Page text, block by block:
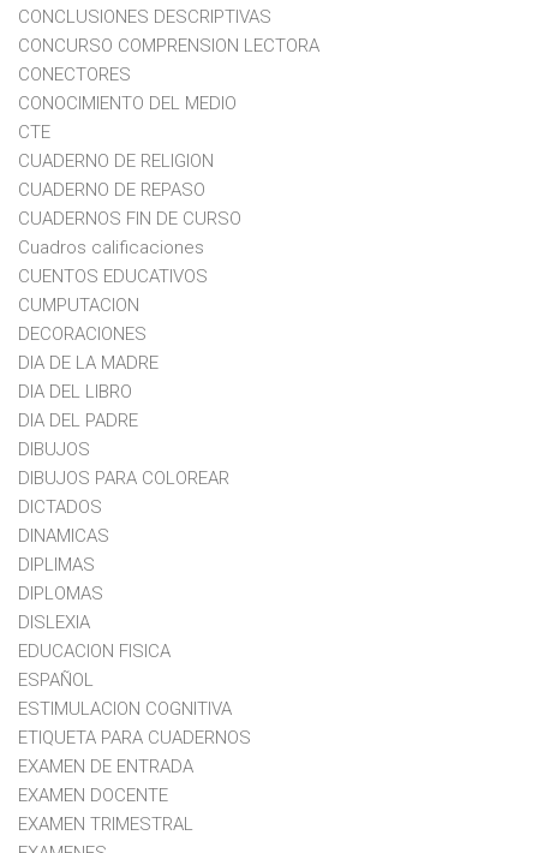
CONCLUSIONES DESCRIPTIVAS
CONCURSO COMPRENSION LECTORA
CONECTORES
CONOCIMIENTO DEL MEDIO
CTE
CUADERNO DE RELIGION
CUADERNO DE REPASO
CUADERNOS FIN DE CURSO
Cuadros calificaciones
CUENTOS EDUCATIVOS
CUMPUTACION
DECORACIONES
DIA DE LA MADRE
DIA DEL LIBRO
DIA DEL PADRE
DIBUJOS
DIBUJOS PARA COLOREAR
DICTADOS
DINAMICAS
DIPLIMAS
DIPLOMAS
DISLEXIA
EDUCACION FISICA
ESPAÑOL
ESTIMULACION COGNITIVA
ETIQUETA PARA CUADERNOS
EXAMEN DE ENTRADA
EXAMEN DOCENTE
EXAMEN TRIMESTRAL